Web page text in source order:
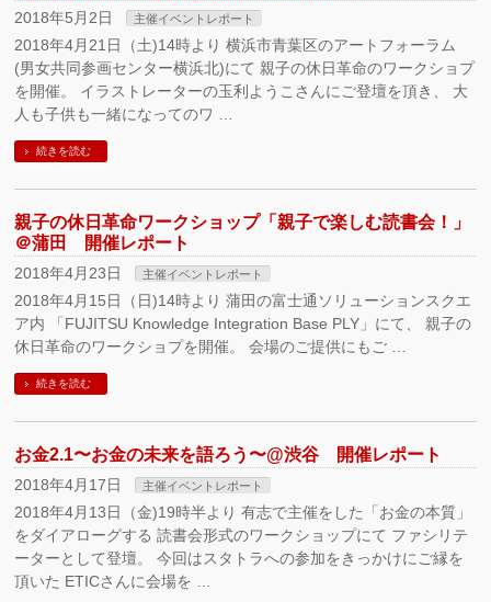
2018年5月2日 主催イベントレポート
2018年4月21日（土)14時より 横浜市青葉区のアートフォーラム
(男女共同参画センター横浜北)にて 親子の休日革命のワークショプ
を開催。 イラストレーターの玉利ようこさんにご登壇を頂き、 大
人も子供も一緒になってのワ …
続きを読む
親子の休日革命ワークショップ「親子で楽しむ読書会！」
＠蒲田 開催レポート
2018年4月23日 主催イベントレポート
2018年4月15日（日)14時より 蒲田の富士通ソリューションスクエ
ア内 「FUJITSU Knowledge Integration Base PLY」にて、 親子の
休日革命のワークショプを開催。 会場のご提供にもご …
続きを読む
お金2.1〜お金の未来を語ろう〜@渋谷 開催レポート
2018年4月17日 主催イベントレポート
2018年4月13日（金)19時半より 有志で主催をした「お金の本質」
をダイアローグする 読書会形式のワークショップにて ファシリテ
ーターとして登壇。 今回はスタトラへの参加をきっかけにご縁を
頂いた ETICさんに会場を …